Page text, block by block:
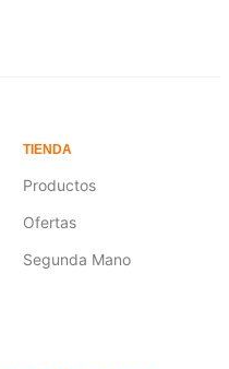
TIENDA
Productos
Ofertas
Segunda Mano